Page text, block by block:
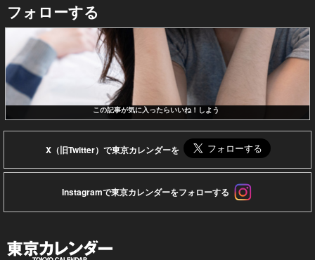
フォローする
この記事が気に入ったらいいね！しよう
X（旧Twitter）で東京カレンダーを
Instagramで東京カレンダーをフォローする